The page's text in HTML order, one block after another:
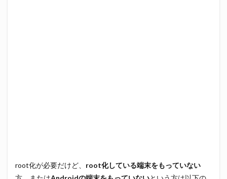
root化が必要だけど、 root化している端末をもっていない